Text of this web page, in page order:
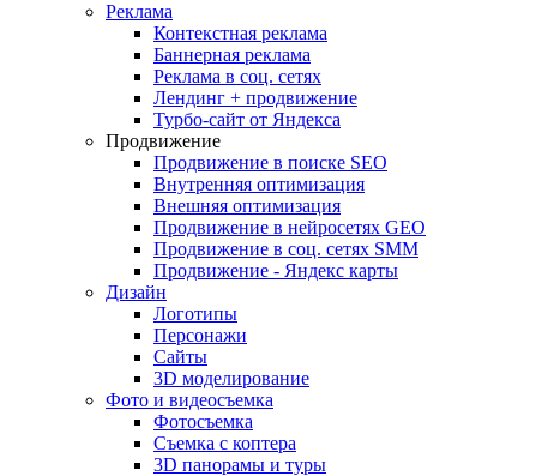
Реклама
Контекстная реклама
Баннерная реклама
Реклама в соц. сетях
Лендинг + продвижение
Турбо-сайт от Яндекса
Продвижение
Продвижение в поиске SEO
Внутренняя оптимизация
Внешняя оптимизация
Продвижение в нейросетях GEO
Продвижение в соц. сетях SMM
Продвижение - Яндекс карты
Дизайн
Логотипы
Персонажи
Сайты
3D моделирование
Фото и видеосъемка
Фотосъемка
Съемка с коптера
3D панорамы и туры